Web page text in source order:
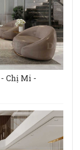
Chị Mi -